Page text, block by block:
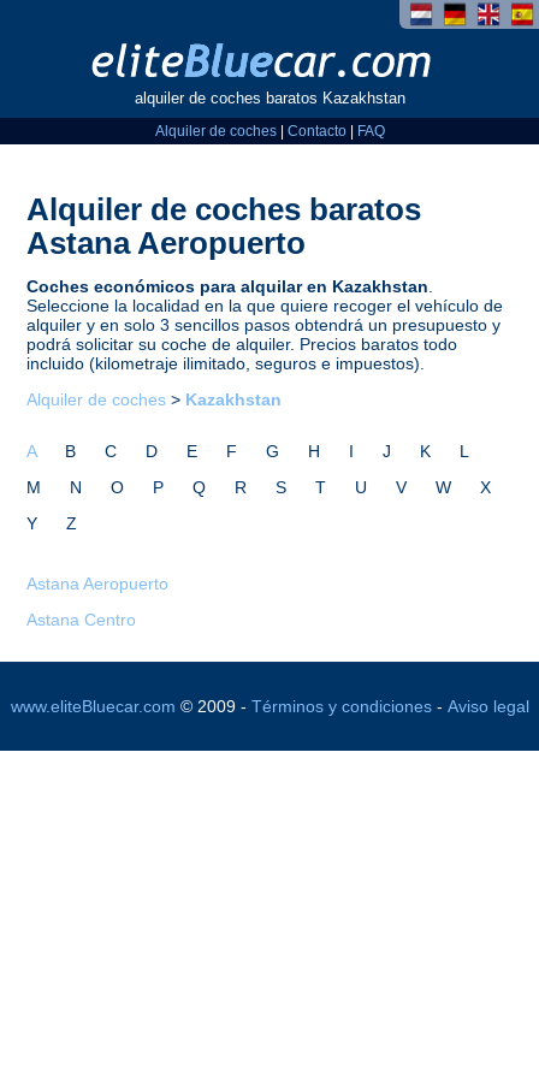
alquiler de coches baratos Kazakhstan
Alquiler de coches| Contacto| FAQ
Alquiler de coches baratos
Astana Aeropuerto
Coches económicos para alquilar en Kazakhstan
Seleccione la localidad en la que quiere recoger el vehículo de
alquiler y en solo 3 sencillos pasos obtendrá un presupuesto y
podrá solicitar su coche de alquiler. Precios baratos todo
incluido (kilometraje ilimitado, seguros e impuestos).
Alquiler de coches > Kazakhstan
A B C D E F G H I J K
L
M
N O P Q R S T U V W
X
Y
Z
Astana Aeropuerto
Astana Centro
www.eliteBluecar.com © 2009 - Términos y condiciones- Aviso legal